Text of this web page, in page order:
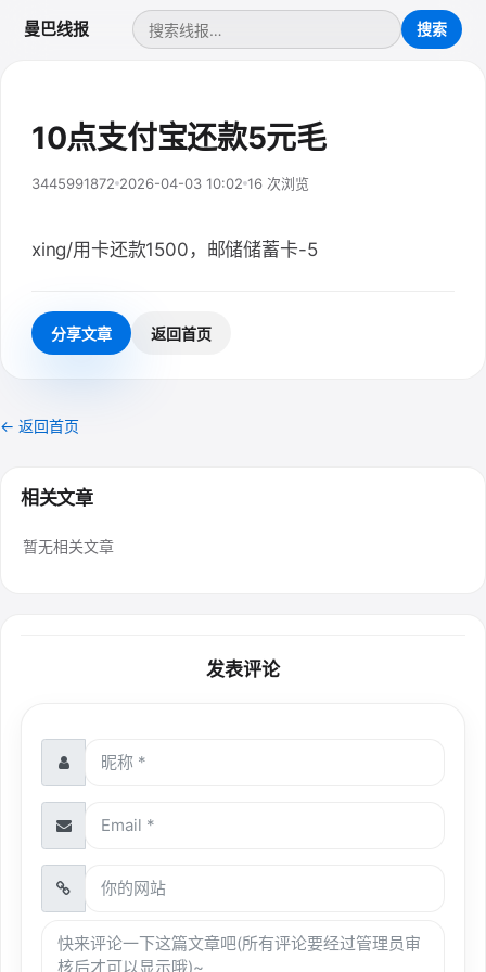
曼巴线报
10点支付宝还款5元毛
3445991872 2026-04-03 10:02 16 次浏览
xing/用卡还款1500，邮储储蓄卡-5
分享文章 返回首页
← 返回首页
相关文章
暂无相关文章
发表评论